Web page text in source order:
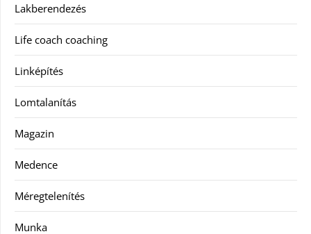
Lakberendezés
Life coach coaching
Linképítés
Lomtalanítás
Magazin
Medence
Méregtelenítés
Munka